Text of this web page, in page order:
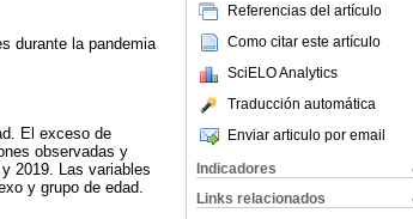
Referencias del artículo
Como citar este artículo
SciELO Analytics
Traducción automática
Enviar articulo por email
Indicadores
Links relacionados
durante la pandemia
El exceso de
observadas y
2019. Las variables
y grupo de edad.